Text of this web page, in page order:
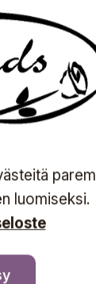
luomiseksi.